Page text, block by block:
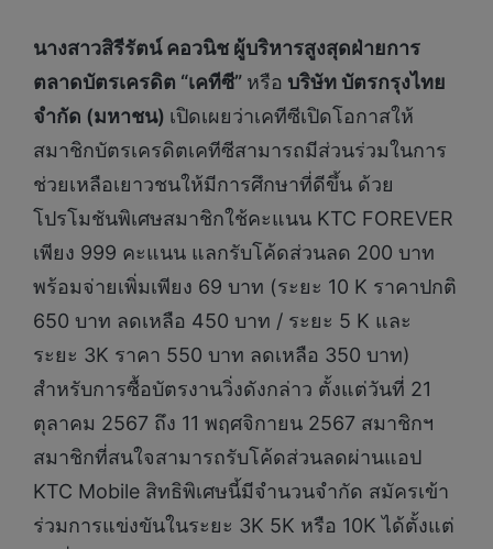
นางสาวสิรีรัตน์ คอวนิช ผู้บริหารสูงสุดฝ่ายการ
ตลาดบัตรเครดิต “เคทีซี” หรือ บริษัท บัตรกรุงไทย
จำกัด (มหาชน) เปิดเผยว่าเคทีซีเปิดโอกาสให้
สมาชิกบัตรเครดิตเคทีซีสามารถมีส่วนร่วมในการ
ช่วยเหลือเยาวชนให้มีการศึกษาที่ดีขึ้น ด้วย
โปรโมชันพิเศษสมาชิกใช้คะแนน KTC FOREVER
เพียง 999 คะแนน แลกรับโค้ดส่วนลด 200 บาท
พร้อมจ่ายเพิ่มเพียง 69 บาท (ระยะ 10 K ราคาปกติ
650 บาท ลดเหลือ 450 บาท / ระยะ 5 K และ
ระยะ 3K ราคา 550 บาท ลดเหลือ 350 บาท)
สำหรับการซื้อบัตรงานวิ่งดังกล่าว ตั้งแต่วันที่ 21
ตุลาคม 2567 ถึง 11 พฤศจิกายน 2567 สมาชิกฯ
สมาชิกที่สนใจสามารถรับโค้ดส่วนลดผ่านแอป
KTC Mobile สิทธิพิเศษนี้มีจำนวนจำกัด สมัครเข้า
ร่วมการแข่งขันในระยะ 3K 5K หรือ 10K ได้ตั้งแต่